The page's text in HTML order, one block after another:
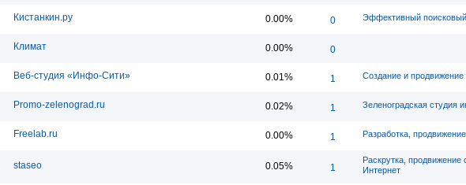
Кистанкин.ру 0.00% 0 Эффективный поисковый
Климат 0.00% 0
Веб-студия «Инфо-Сити» 0.01% 1 Создание и продвижение
Promo-zelenograd.ru 0.02% 1 Зеленоградская студия
Freelab.ru 0.00% 1 Разработка,
staseo 0.05% 1
Раскрутка, продвижение
Интернет